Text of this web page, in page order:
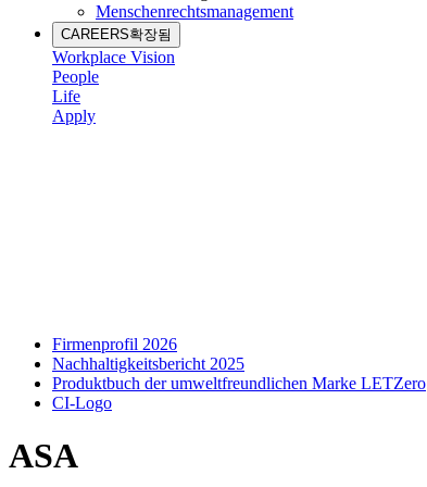
Menschenrechtsmanagement
CAREERS확장됨
Workplace Vision
People
Life
Apply
Firmenprofil 2026
Nachhaltigkeitsbericht 2025
Produktbuch der umweltfreundlichen Marke LETZero
CI-Logo
ASA